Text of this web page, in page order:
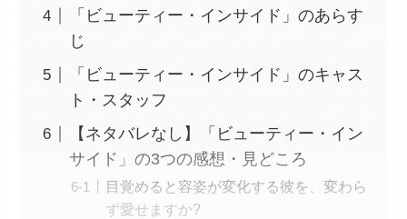
「ビューティー・インサイド」のあらす
じ
「ビューティー・インサイド」のキャス
ト・スタッフ
【ネタバレなし】「ビューティー・イン
サイド」の3つの感想・見どころ
目覚めると容姿が変化する彼を、変わら
ず愛せますか?